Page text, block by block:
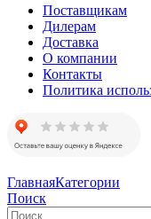
Поставщикам
Дилерам
Доставка
О компании
Контакты
Политика
ГлавнаяКатегории
Поиск